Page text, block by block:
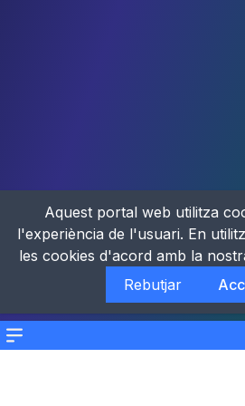
Menu
Aquest portal web utilitza
l'experiència de l'usuari. En
les cookies d'acord amb la
Rebutjar